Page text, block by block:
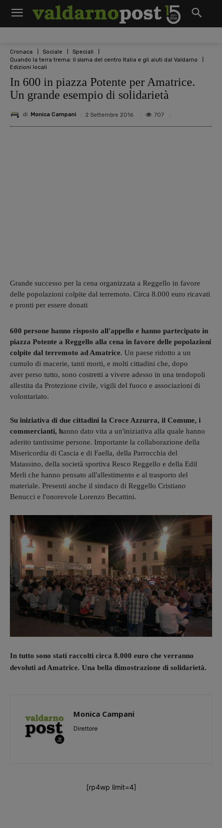
Cronaca Sociale
Speciali
Quando la terra trema: il sisma del centro Italia e gli aiuti dal Valdarno
Edizioni locali
In 600 in piazza Potente per Amatrice.
Un grande esempio di solidarietà
di Monica Campani 2 Settembre 2016 707
Grande successo per la cena organizzata a Reggello in favore
delle popolazioni colpite dal terremoto. Circa 8.000 euro ricavati
e pronti per essere donati
600 persone hanno risposto all'appello e hanno partecipato in
piazza Potente a Reggello alla cena in favore delle popolazioni
colpite dal terremoto ad Amatrice. Un paese ridotto a un
cumulo di macerie, tanti morti, e molti cittadini che, dopo
aver perso tutto, sono costretti a vivere adesso in una tendopoli
allestita da Protezione civile, vigili del fuoco e associazioni di
volontariato.
Su iniziativa di due cittadini la Croce Azzurra, il Comune, i
commercianti, hanno dato vita a un'iniziativa alla quale hanno
aderito tantissime persone. Importante la collaborazione della
Misericordia di Cascia e di Faella, della Parrocchia del
Matassino, della società sportiva Resco Reggello e della Edil
Merli che hanno pensato all'allestimento e al trasporto del
materiale. Presenti anche il sindaco di Reggello Cristiano
Benucci e l'onorevole Lorenzo Becattini.
In tutto sono stati raccolti circa 8.000 euro che verranno
devoluti ad Amatrice. Una bella dimostrazione di solidarietà.
Monica Campani
Direttore
[rp4wp limit=4]